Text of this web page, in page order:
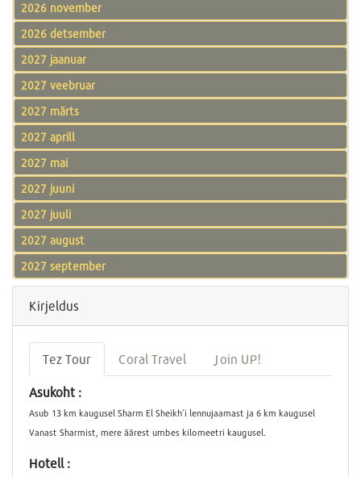
2026 november
2026 detsember
2027 jaanuar
2027 veebruar
2027 märts
2027 aprill
2027 mai
2027 juuni
2027 juuli
2027 august
2027 september
Kirjeldus
Tez Tour Coral Travel Join UP!
Asukoht :
Asub 13 km kaugusel Sharm El Sheikh’i lennujaamast ja 6 km kaugusel
Vanast Sharmist, mere äärest umbes kilomeetri kaugusel.
Hotell :